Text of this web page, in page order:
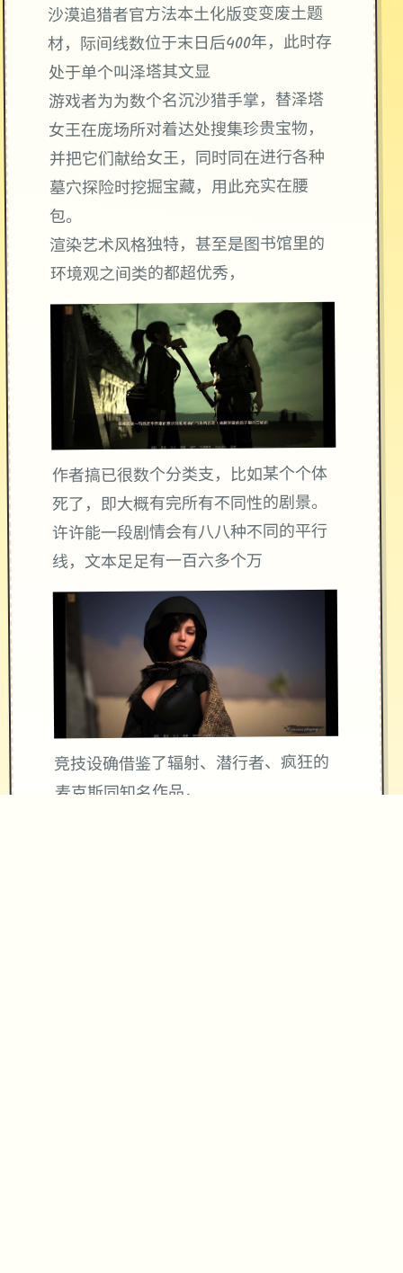
沙漠追猎者官方法本土化版变变废土题
材，际间线数位于末日后400年，此时存
处于单个叫泽塔其文显
游戏者为为数个名沉沙猎手掌，替泽塔
女王在庞场所对着达处搜集珍贵宝物，
并把它们献给女王，同时同在进行各种
墓穴探险时挖掘宝藏，用此充实在腰
包。
渲染艺术风格独特，甚至是图书馆里的
环境观之间类的都超优秀，
作者搞已很数个分类支，比如某个个体
死了，即大概有完所有不同性的剧景。
许许能一段剧情会有八八种不同的平行
线，文本足足有一百六多个万
竞技设确借鉴了辐射、潜行者、疯狂的
麦克斯同知名作品，